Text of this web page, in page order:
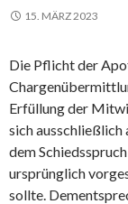
15. MÄRZ 2023
Die Pflicht der
Erfüllung der
sich ausschließlich
dem
ursprünglich
sollte.